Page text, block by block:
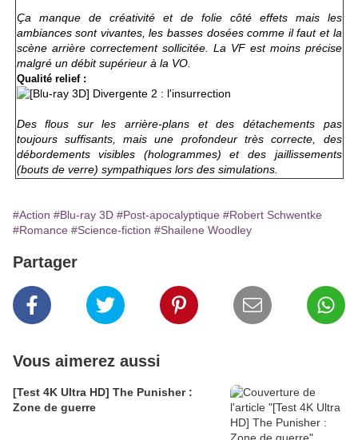
Ça manque de créativité et de folie côté effets mais les
ambiances sont vivantes, les basses dosées comme il faut et la
scène arrière correctement sollicitée. La VF est moins précise
malgré un débit supérieur à la VO.
Qualité relief :
Des flous sur les arrière-plans et des détachements pas
toujours suffisants, mais une profondeur très correcte, des
débordements visibles (hologrammes) et des jaillissements
(bouts de verre) sympathiques lors des simulations.
#Action #Blu-ray 3D #Post-apocalyptique #Robert Schwentke
#Romance #Science-fiction #Shailene Woodley
Partager
Vous aimerez aussi
[Test 4K Ultra HD] The Punisher :
Zone de guerre